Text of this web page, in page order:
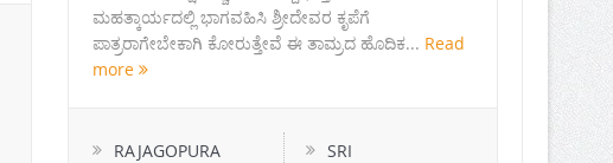
ಮಹತ್ಕಾರ್ಯದಲ್ಲಿ ಭಾಗವಹಿಸಿ ಶ್ರೀದೇವರ ಕೃಪೆಗೆ
ಪಾತ್ರರಾಗೇಬೇಕಾಗಿ ಕೋರುತ್ತೇವೆ ಈ ತಾಮ್ರದ ಹೊದಿಕ... Read
more
RAJAGOPURA
SRI